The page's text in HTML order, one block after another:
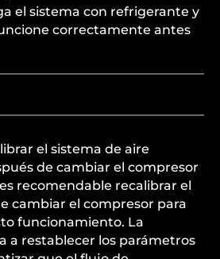
el sistema con refrigerante y
correctamente antes
el sistema de aire
de cambiar el compresor
recomendable recalibrar el
cambiar el compresor para
funcionamiento. La
a restablecer los parámetros